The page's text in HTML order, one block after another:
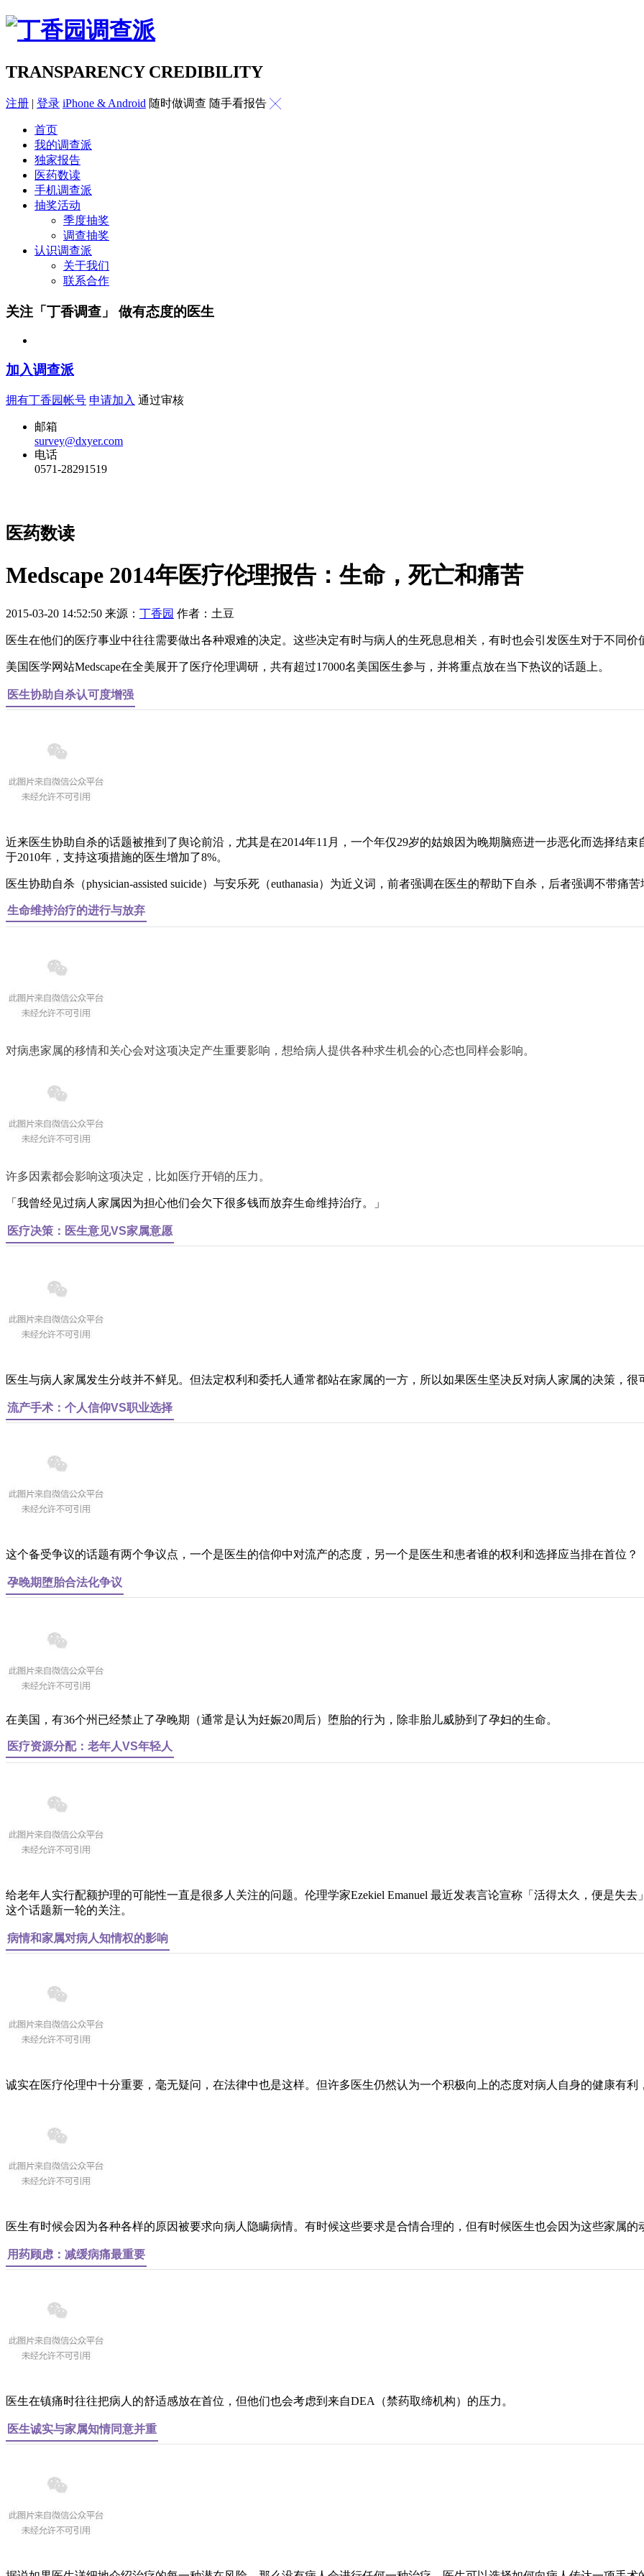
TRANSPARENCY CREDIBILITY
注册 | 登录 iPhone & Android 随时做调查 随手看报告 ╳
首页
我的调查派
独家报告
医药数读
手机调查派
抽奖活动
季度抽奖
调查抽奖
认识调查派
关于我们
联系合作
关注「丁香调查」 做有态度的医生
加入调查派
拥有丁香园帐号 申请加入 通过审核
邮箱
survey@dxyer.com
电话
0571-28291519
医药数读
Medscape 2014年医疗伦理报告：生命，死亡和痛苦
2015-03-20 14:52:50 来源： 丁香园 作者：土豆
医生在他们的医疗事业中往往需要做出各种艰难的决定。这些决定有时与病人的生死息息相关，有时也会引发医生对于不同价
美国医学网站Medscape在全美展开了医疗伦理调研，共有超过17000名美国医生参与，并将重点放在当下热议的话题上。
医生协助自杀认可度增强
近来医生协助自杀的话题被推到了舆论前沿，尤其是在2014年11月，一个年仅29岁的姑娘因为晚期脑癌进一步恶化而选择结
于2010年，支持这项措施的医生增加了8%。
医生协助自杀（physician-assisted suicide）与安乐死（euthanasia）为近义词，前者强调在医生的帮助下自杀，后者强调不带痛苦
生命维持治疗的进行与放弃
对病患家属的移情和关心会对这项决定产生重要影响，想给病人提供各种求生机会的心态也同样会影响。
许多因素都会影响这项决定，比如医疗开销的压力。
「我曾经见过病人家属因为担心他们会欠下很多钱而放弃生命维持治疗。」
医疗决策：医生意见VS家属意愿
医生与病人家属发生分歧并不鲜见。但法定权利和委托人通常都站在家属的一方，所以如果医生坚决反对病人家属的决策，很
流产手术：个人信仰VS职业选择
这个备受争议的话题有两个争议点，一个是医生的信仰中对流产的态度，另一个是医生和患者谁的权利和选择应当排在首位？
孕晚期堕胎合法化争议
在美国，有36个州已经禁止了孕晚期（通常是认为妊娠20周后）堕胎的行为，除非胎儿威胁到了孕妇的生命。
医疗资源分配：老年人VS年轻人
给老年人实行配额护理的可能性一直是很多人关注的问题。伦理学家Ezekiel Emanuel 最近发表言论宣称「活得太久，便是失
这个话题新一轮的关注。
病情和家属对病人知情权的影响
诚实在医疗伦理中十分重要，毫无疑问，在法律中也是这样。但许多医生仍然认为一个积极向上的态度对病人自身的健康有利
医生有时候会因为各种各样的原因被要求向病人隐瞒病情。有时候这些要求是合情合理的，但有时候医生也会因为这些家属的
用药顾虑：减缓病痛最重要
医生在镇痛时往往把病人的舒适感放在首位，但他们也会考虑到来自DEA（禁药取缔机构）的压力。
医生诚实与家属知情同意并重